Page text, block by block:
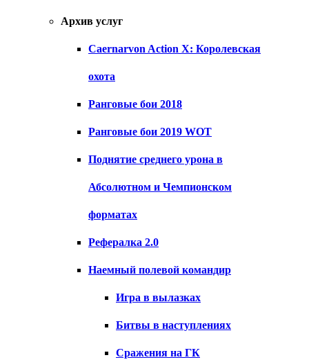
Архив услуг
Caernarvon Action X: Королевская
охота
Ранговые бои 2018
Ранговые бои 2019 WOT
Поднятие среднего урона в
Абсолютном и Чемпионском
форматах
Рефералка 2.0
Наемный полевой командир
Игра в вылазках
Битвы в наступлениях
Сражения на ГК